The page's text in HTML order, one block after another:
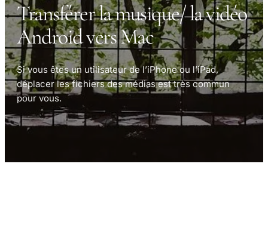
Transférer la musique/ la vidéo
Android vers Mac
Si vous êtes un utilisateur de l’iPhone ou l’iPad,
déplacer les fichiers des médias est très commun
pour vous.